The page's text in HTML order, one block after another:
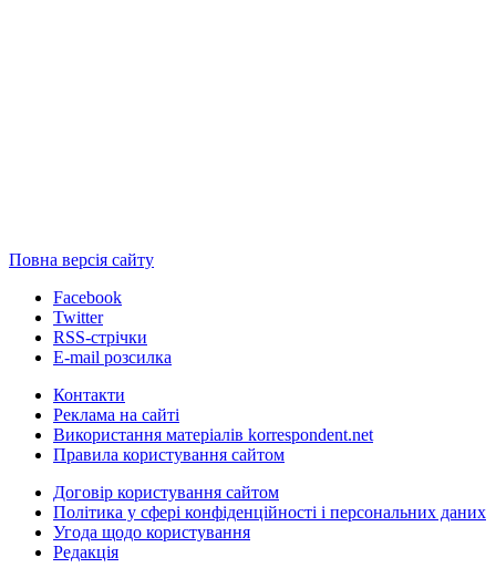
Повна версія сайту
Facebook
Twitter
RSS-стрічки
E-mail розсилка
Контакти
Реклама на сайті
Використання матеріалів korrespondent.net
Правила користування сайтом
Договір користування сайтом
Політика у сфері конфіденційності і персональних даних
Угода щодо користування
Редакція